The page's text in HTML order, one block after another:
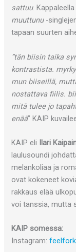
sattuu.
muuttunu-
tapaan suurten
”tän biisin taika
kontrastista.
mun biiseillä,
nostattava fiilis.
mitä tulee jo
enää” KAIP
KAIP eli Ilari
laulusoundi
melankoliaa ja
ovat kokeneet
rakkaus elää
voi tanssia, mutta
KAIP somessa:
Instagram: